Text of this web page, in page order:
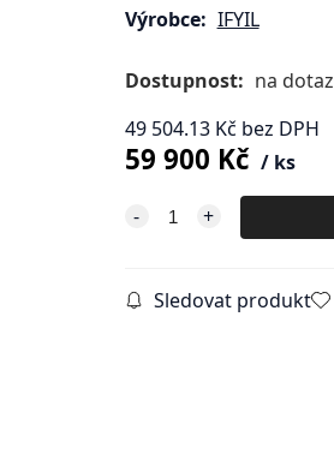
Výrobce: IFYIL
Dostupnost: na dotaz
49 504.13Kč bez DPH
59 900 Kč ks
Sledovat produkt